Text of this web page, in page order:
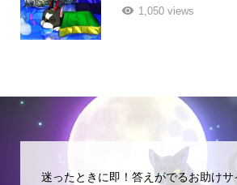
1,050 views
迷ったときに即！答えがでるお助けサ